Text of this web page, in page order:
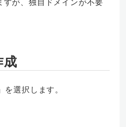
すが、独自ドメインが不要
成
選択します。